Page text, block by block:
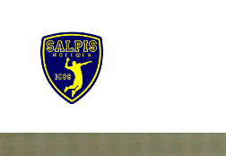
sisältöön
Sivuston etusivulle